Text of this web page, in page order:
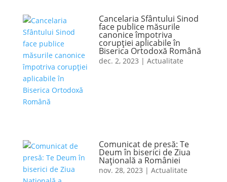
Cancelaria Sfântului Sinod
face publice măsurile
canonice împotriva
corupției aplicabile în
Biserica Ortodoxă Română
dec. 2, 2023 | Actualitate
Comunicat de presă: Te
Deum în biserici de Ziua
Naţională a României
nov. 28, 2023 | Actualitate